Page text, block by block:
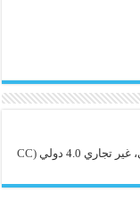
4.0 دولي
(CC